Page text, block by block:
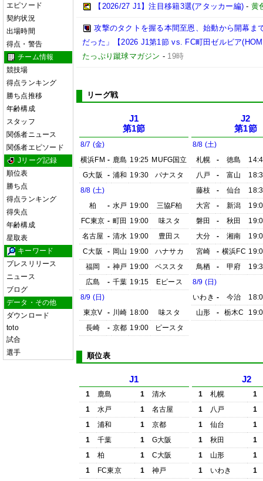
エピソード
契約状況
出場時間
得点・警告
チーム情報
競技場
得点ランキング
勝ち点推移
年齢構成
スタッフ
関係者ニュース
関係者エピソード
Jリーグ記録
順位表
勝ち点
得点ランキング
得失点
年齢構成
星取表
キーワード
プレスリリース
ニュース
ブログ
データ・その他
ダウンロード
toto
試合
選手
【2026/27 J1】注目移籍3選(アタッカー編) -黄
攻撃のタクトを握る本間至恩、始動から開幕ま
だった」【2026 J1第1節 vs. FC町田ゼルビア
たっぷり蹴球マガジン - 19時
リーグ戦
J1
第1節
8/7 (金)
横浜FM - 鹿島 19:25 MUFG国立
G大阪
- 浦和 19:30
パナスタ
8/8 (土)
柏
- 水戸 19:00
三協F柏
FC東京 - 町田 19:00
味スタ
名古屋 - 清水 19:00
豊田ス
C大阪
- 岡山 19:00
ハナサカ
福岡
- 神戸 19:00
ベススタ
広島
- 千葉 19:15
Eピース
8/9 (日)
東京V
- 川崎 18:00
味スタ
長崎
- 京都 19:00 ピースタ
J2
第1節
8/8 (土)
札幌
- 徳島
八戸
- 富山
藤枝
- 仙台
大宮
- 新潟
磐田
- 秋田
大分
- 湘南
宮崎
- 横浜FC
鳥栖
- 甲府
8/9 (日)
いわき - 今治
山形
- 栃木C
順位表
J1
1 鹿島 1
清水
1
水戸 1
名古屋
1
浦和 1
京都
1
千葉 1
G大阪
1
柏 1
C大阪
1
FC東京 1
神戸
J2
1 札幌
1
1
八戸
1
1
仙台
1
1
秋田
1
1
山形
1
1
いわき
1